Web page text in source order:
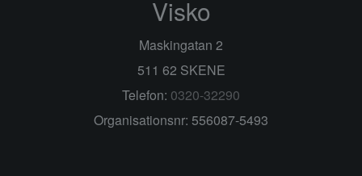
Visko
Maskingatan 2
511 62 SKENE
Telefon: 0320-32290
Organisationsnr: 556087-5493